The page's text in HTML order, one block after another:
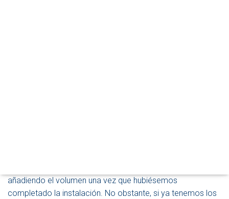
añadiendo el volumen una vez que hubiésemos
completado la instalación. No obstante, si ya tenemos los